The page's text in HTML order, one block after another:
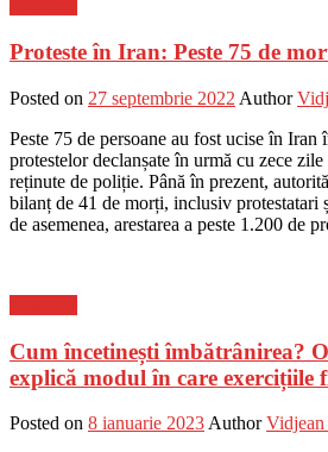
Proteste în Iran: Peste 75 de
Posted on 27 septembrie 2022 Author
Peste 75 de persoane au fost ucise în Iran
protestelor declanșate în urmă cu zece
reținute de poliție. Până în prezent,
bilanț de 41 de morți, inclusiv protestatari
de asemenea, arestarea a peste 1.200 de
Cum încetinești îmbătrânirea?
explică modul în care exercițiile
Posted on 8 ianuarie 2023 Author